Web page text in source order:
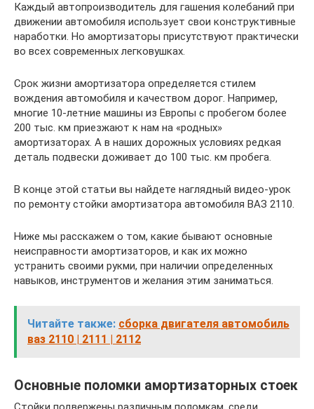
Каждый автопроизводитель для гашения колебаний при
движении автомобиля использует свои конструктивные
наработки. Но амортизаторы присутствуют практически
во всех современных легковушках.
Срок жизни амортизатора определяется стилем
вождения автомобиля и качеством дорог. Например,
многие 10-летние машины из Европы с пробегом более
200 тыс. км приезжают к нам на «родных»
амортизаторах. А в наших дорожных условиях редкая
деталь подвески доживает до 100 тыс. км пробега.
В конце этой статьи вы найдете наглядный видео-урок
по ремонту стойки амортизатора автомобиля ВАЗ 2110.
Ниже мы расскажем о том, какие бывают основные
неисправности амортизаторов, и как их можно
устранить своими рукми, при наличии определенных
навыков, инструментов и желания этим заниматься.
Читайте также: сборка двигателя автомобиль
ваз 2110 | 2111 | 2112
Основные поломки амортизаторных стоек